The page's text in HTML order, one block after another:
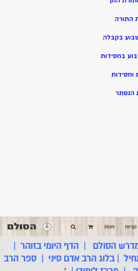
התורה
בקבלה
בחסידות
וחסידות
הנסתר
הסולם |הדף היומי בזוהר |
|בלוג הרב אדם סיני |ספר הרב